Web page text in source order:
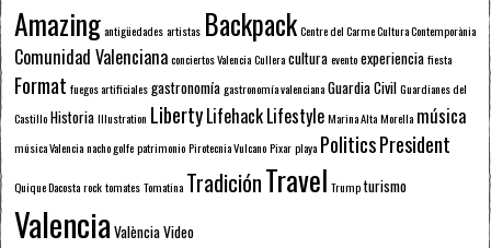
Amazing antigüedades artistas Backpack Centre del Carme Cultura Contemporània
Comunidad Valenciana conciertos Valencia Cullera cultura evento experiencia fiesta
Format fuegos artificiales gastronomía gastronomía valenciana Guardia Civil Guardianes del
Castillo Historia Illustration LibertyLifehackLifestyle Marina Alta Morella música
música Valencia nacho golfe patrimonio Pirotecnia Vulcano Pixar playa PoliticsPresident
Quique Dacosta rock tomates Tomatina TradiciónTravel Trump turismo
Valencia ValènciaVideo